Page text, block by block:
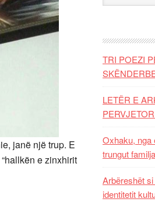
janë një trup. E
e zinxhirit
TRI POEZI
LETËR E
Oxhaku, nga
trungut
Arbëreshët
identitetit